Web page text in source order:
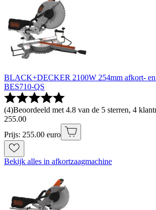
BLACK+DECKER 2100W 254mm afkort- en
BES710-QS
(4)Beoordeeld met 4.8 van de 5 sterren, 4
255.00
Prijs: 255.00 euro
Bekijk alles in afkortzaagmachine